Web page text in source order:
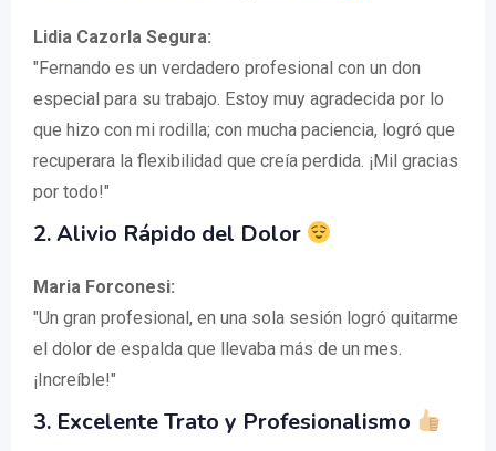
Lidia Cazorla Segura:
"Fernando es un verdadero profesional con un don
especial para su trabajo. Estoy muy agradecida por lo
que hizo con mi rodilla; con mucha paciencia, logró que
recuperara la flexibilidad que creía perdida. ¡Mil gracias
por todo!"
2. Alivio Rápido del Dolor
Maria Forconesi:
"Un gran profesional, en una sola sesión logró quitarme
el dolor de espalda que llevaba más de un mes.
¡Increíble!"
3. Excelente Trato y Profesionalismo